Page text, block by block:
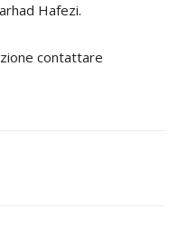
Hafezi.
contattare